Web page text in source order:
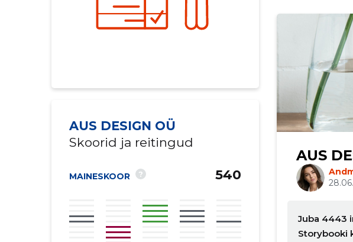
AUS DESIGN OÜ
Skoorid ja reitingud
MAINESKOOR ? 540
AUS
Juba 4443
Storybooki